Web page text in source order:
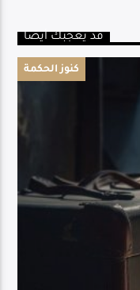
قد يعجبك أيضا
كنوز الحكمة